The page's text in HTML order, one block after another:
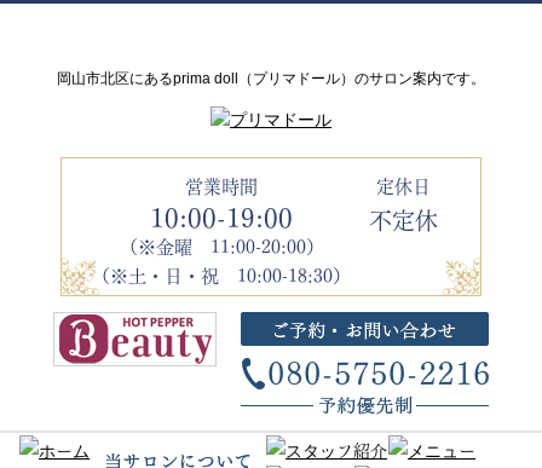
岡山市北区にあるprima doll（プリマドール）のサロン案内です。
営業時間
10:00-19:00
（※金曜 11:00-20:00）
（※土・日・祝 10:00-18:30）
定休日
不定休